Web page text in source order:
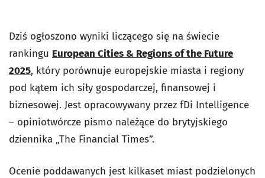
Dziś ogłoszono wyniki liczącego się na świecie
rankingu European Cities & Regions of the Future
2025, który porównuje europejskie miasta i regiony
pod kątem ich siły gospodarczej, finansowej i
biznesowej. Jest opracowywany przez fDi Intelligence
– opiniotwórcze pismo należące do brytyjskiego
dziennika „The Financial Times”.
Ocenie poddawanych jest kilkaset miast podzielonych